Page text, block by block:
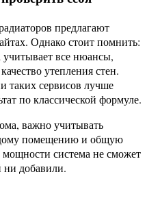
предлагают
Однако стоит помнить:
учитывает все нюансы,
утепления стен.
таких сервисов лучше
по классической формуле.
важно учитывать
помещению и общую
система не сможет
ни добавили.